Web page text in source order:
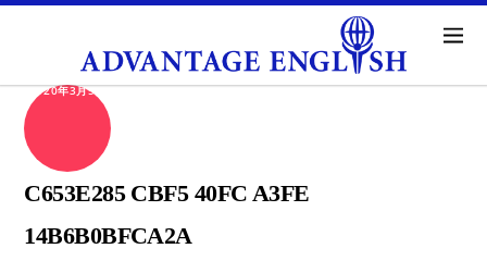
2020年3月5日
C653E285 CBF5 40FC A3FE
14B6B0BFCA2A